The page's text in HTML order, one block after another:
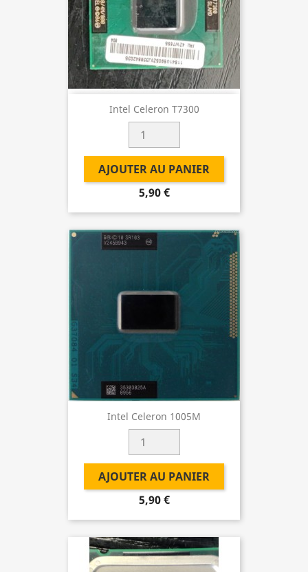
Intel Celeron T7300
AJOUTER AU PANIER
5,90 €
Intel Celeron 1005M
AJOUTER AU PANIER
5,90 €